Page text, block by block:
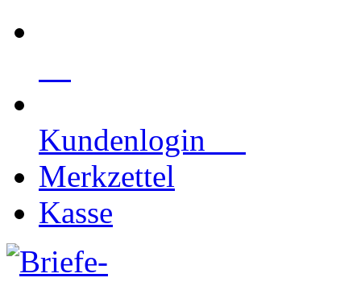
Kundenlogin
Merkzettel
Kasse